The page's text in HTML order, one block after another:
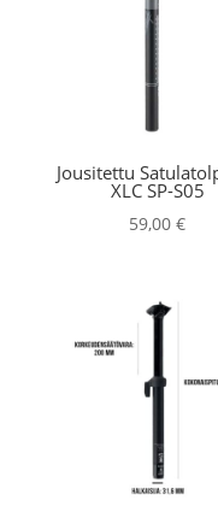
Jousitettu
XLC SP-S05
59,00€